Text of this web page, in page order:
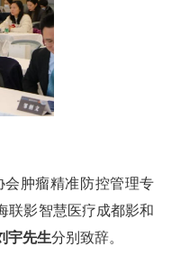
会肿瘤精准防控管理专
联影智慧医疗成都影和
宇先生分别致辞。